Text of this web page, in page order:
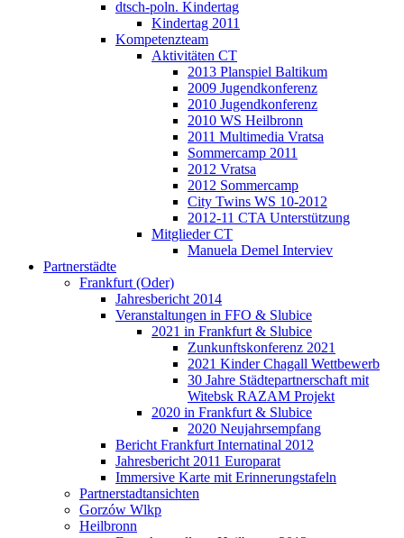
dtsch-poln. Kindertag
Kindertag 2011
Kompetenzteam
Aktivitäten CT
2013 Planspiel Baltikum
2009 Jugendkonferenz
2010 Jugendkonferenz
2010 WS Heilbronn
2011 Multimedia Vratsa
Sommercamp 2011
2012 Vratsa
2012 Sommercamp
City Twins WS 10-2012
2012-11 CTA Unterstützung
Mitglieder CT
Manuela Demel Interviev
Partnerstädte
Frankfurt (Oder)
Jahresbericht 2014
Veranstaltungen in FFO & Slubice
2021 in Frankfurt & Slubice
Zunkunftskonferenz 2021
2021 Kinder Chagall Wettbewerb
30 Jahre Städtepartnerschaft mit
Witebsk RAZAM Projekt
2020 in Frankfurt & Slubice
2020 Neujahrsempfang
Bericht Frankfurt Internatinal 2012
Jahresbericht 2011 Europarat
Immersive Karte mit Erinnerungstafeln
Partnerstadtansichten
Gorzów Wlkp
Heilbronn